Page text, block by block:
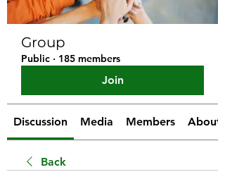
Group
Public · 185 members
Join
Discussion Media Members About
Back